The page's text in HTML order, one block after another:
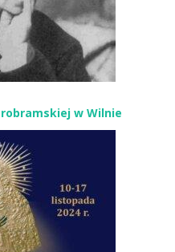
w Wilnie